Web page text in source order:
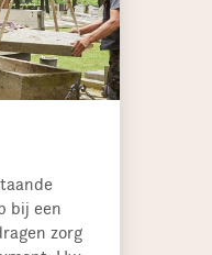
bij een
zorg